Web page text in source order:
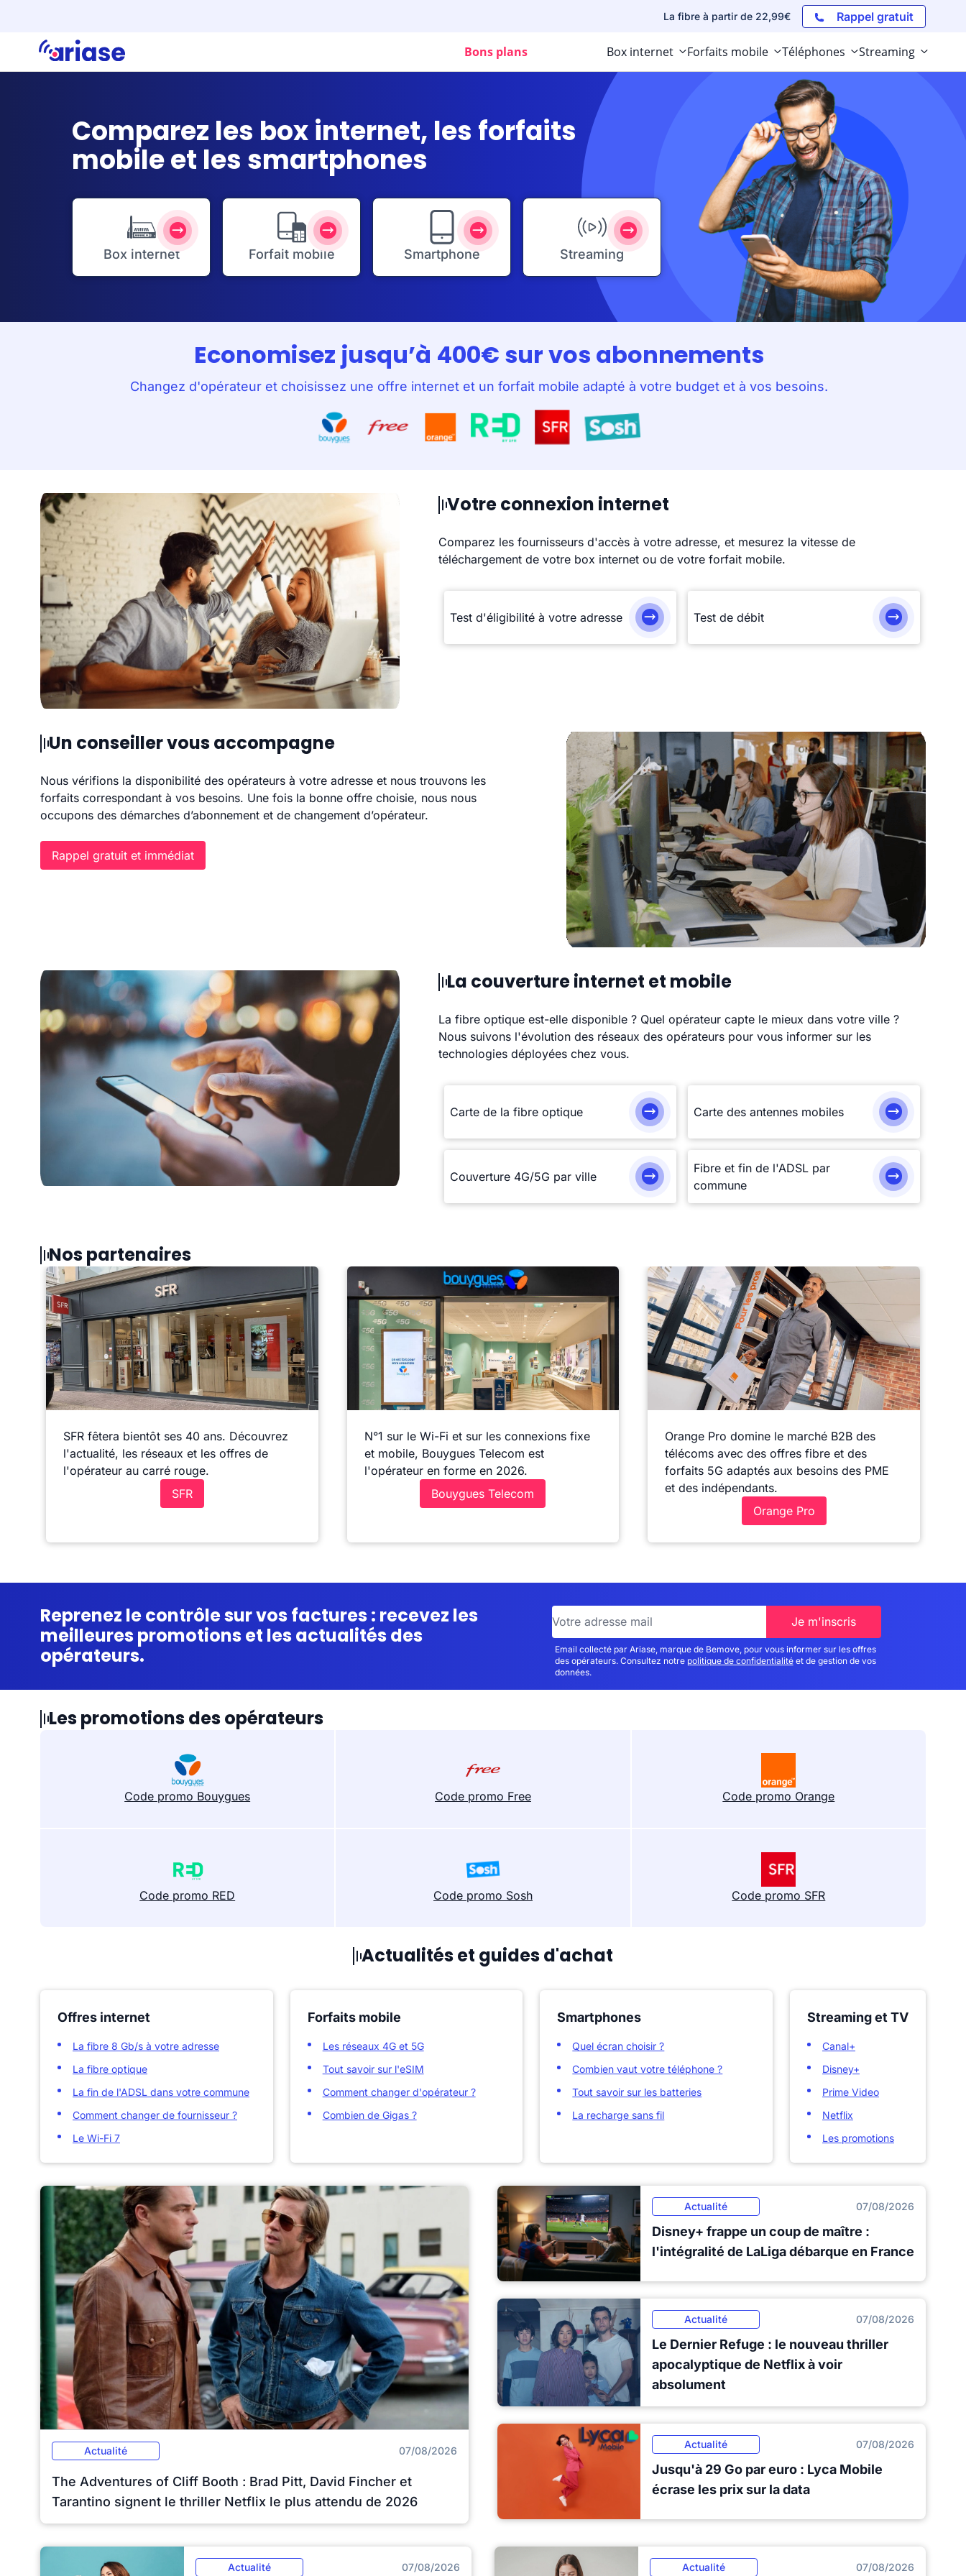
La fibre à partir de 22,99€ Rappel gratuit
Bons plans Box internet Forfaits mobile Téléphones Streaming
Comparez les box internet, les forfaits
mobile et les smartphones
Box internet Forfait mobile Smartphone Streaming
Economisez jusqu’à 400€ sur vos abonnements
Changez d'opérateur et choisissez une offre internet et un forfait mobile adapté à votre budget et à vos besoins.
Votre connexion internet
Comparez les fournisseurs d'accès à votre adresse, et mesurez la vitesse de
téléchargement de votre box internet ou de votre forfait mobile.
Test d'éligibilité à votre adresse Test de débit
Un conseiller vous accompagne
Nous vérifions la disponibilité des opérateurs à votre adresse et nous trouvons les
forfaits correspondant à vos besoins. Une fois la bonne offre choisie, nous nous
occupons des démarches d’abonnement et de changement d’opérateur.
Rappel gratuit et immédiat
La couverture internet et mobile
La fibre optique est-elle disponible ? Quel opérateur capte le mieux dans votre ville ?
Nous suivons l'évolution des réseaux des opérateurs pour vous informer sur les
technologies déployées chez vous.
Carte de la fibre optique Carte des antennes mobiles
Couverture 4G/5G par ville
Fibre et fin de l'ADSL par
commune
Nos partenaires
SFR fêtera bientôt ses 40 ans. Découvrez
l'actualité, les réseaux et les offres de
l'opérateur au carré rouge.
SFR
N°1 sur le Wi-Fi et sur les connexions fixe
et mobile, Bouygues Telecom est
l'opérateur en forme en 2026.
Bouygues Telecom
Orange Pro domine le marché B2B des
télécoms avec des offres fibre et des
forfaits 5G adaptés aux besoins des PME
et des indépendants.
Orange Pro
Reprenez le contrôle sur vos factures : recevez les
meilleures promotions et les actualités des
opérateurs.
Je m'inscris
Email collecté par Ariase, marque de Bemove, pour vous informer sur les offres
des opérateurs. Consultez notre politique de confidentialitéet de gestion de vos
données.
Les promotions des opérateurs
Code promo Bouygues Code promo Free Code promo Orange
Code promo RED Code promo Sosh Code promo SFR
Actualités et guides d'achat
Offres internet
La fibre 8 Gb/s à votre adresse
La fibre optique
La fin de l'ADSL dans votre commune
Comment changer de fournisseur ?
Le Wi-Fi 7
Forfaits mobile
Les réseaux 4G et 5G
Tout savoir sur l'eSIM
Comment changer d'opérateur ?
Combien de Gigas ?
Smartphones
Quel écran choisir ?
Combien vaut votre téléphone ?
Tout savoir sur les batteries
La recharge sans fil
Streaming et TV
Canal+
Disney+
Prime Video
Netflix
Les promotions
Actualité 07/08/2026
The Adventures of Cliff Booth : Brad Pitt, David Fincher et
Tarantino signent le thriller Netflix le plus attendu de 2026
Actualité 07/08/2026
Disney+ frappe un coup de maître :
l'intégralité de LaLiga débarque en France
Actualité 07/08/2026
Le Dernier Refuge : le nouveau thriller
apocalyptique de Netflix à voir
absolument
Actualité 07/08/2026
Jusqu'à 29 Go par euro : Lyca Mobile
écrase les prix sur la data
Actualité 07/08/2026 Actualité 07/08/2026